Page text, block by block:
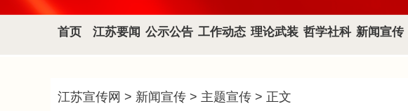
首页 江苏要闻 公示公告 工作动态 理论武装 哲学社科 新闻宣传
江苏宣传网 > 新闻宣传 > 主题宣传 > 正文